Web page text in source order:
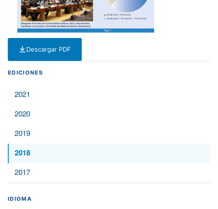
Descargar PDF
— PDF — 2 MB
EDICIONES
2021
2020
2019
2018
2017
IDIOMA